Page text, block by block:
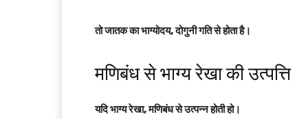
तो जातक का भाग्योदय, दोगुनी गति से होता है।
मणिबंध से भाग्य रेखा की उत्पत्ति
यदि भाग्य रेखा, मणिबंध से उत्पन्न होती हो।